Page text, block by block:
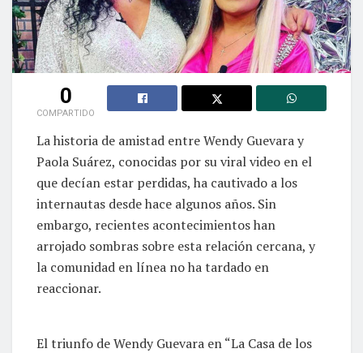
0
COMPARTIDO
La historia de amistad entre Wendy Guevara y
Paola Suárez, conocidas por su viral video en el
que decían estar perdidas, ha cautivado a los
internautas desde hace algunos años. Sin
embargo, recientes acontecimientos han
arrojado sombras sobre esta relación cercana, y
la comunidad en línea no ha tardado en
reaccionar.
El triunfo de Wendy Guevara en “La Casa de los